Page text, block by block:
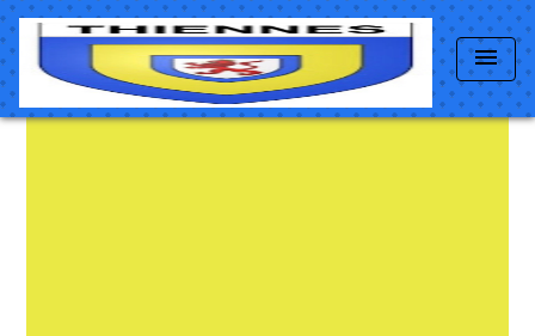
menu